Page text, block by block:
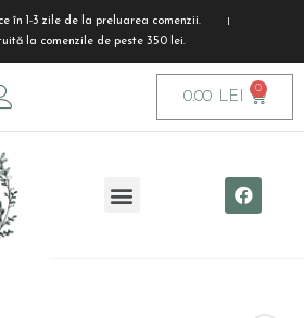
în 1-3 zile de la preluarea comenzii.
la comenzile de peste 350 lei.
0.00 LEI